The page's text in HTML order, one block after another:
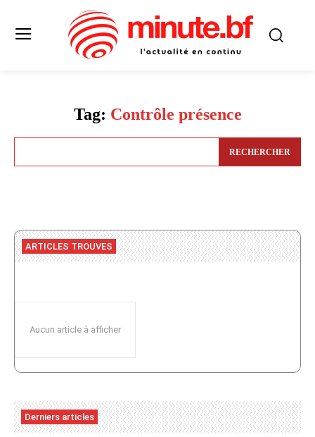
Tag: Contrôle présence
RECHERCHER
ARTICLES TROUVES
Aucun article à afficher
Derniers articles